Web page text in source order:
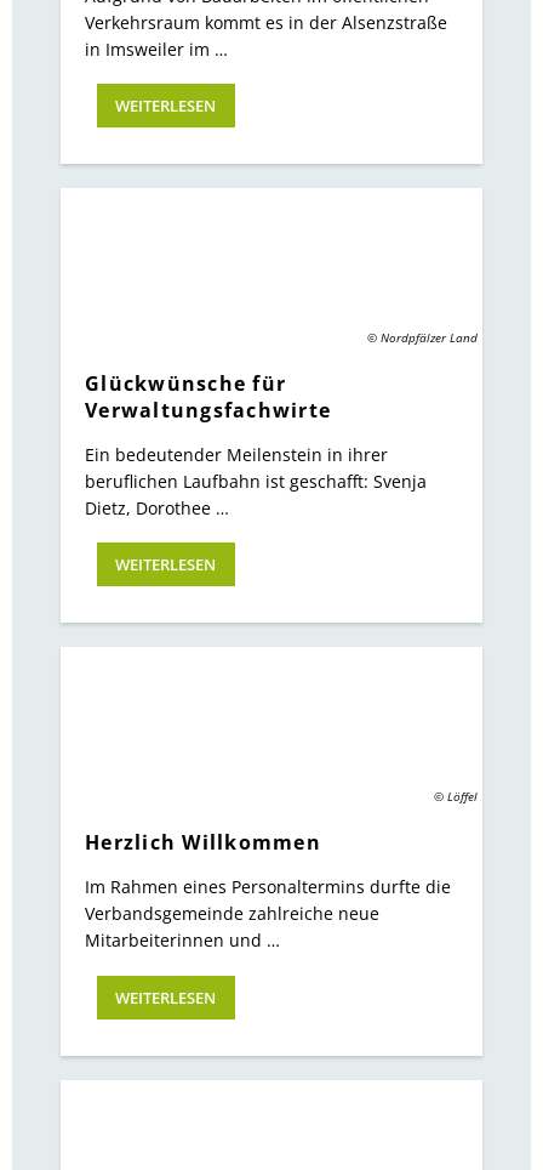
Verkehrsraum kommt es in der Alsenzstraße
in Imsweiler im …
WEITERLESEN
© Nordpfälzer Land
Glückwünsche für
Verwaltungsfachwirte
Ein bedeutender Meilenstein in ihrer
beruflichen Laufbahn ist geschafft: Svenja
Dietz, Dorothee …
WEITERLESEN
© Löffel
Herzlich Willkommen
Im Rahmen eines Personaltermins durfte die
Verbandsgemeinde zahlreiche neue
Mitarbeiterinnen und …
WEITERLESEN